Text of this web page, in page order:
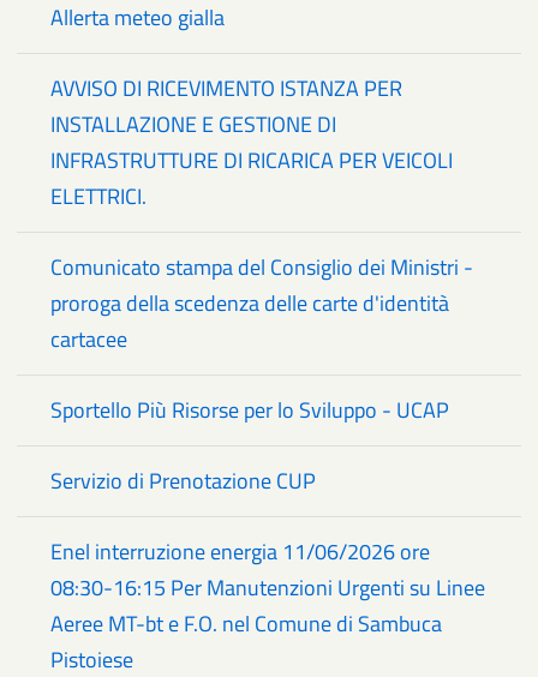
Allerta meteo gialla
AVVISO DI RICEVIMENTO ISTANZA PER
INSTALLAZIONE E GESTIONE DI
INFRASTRUTTURE DI RICARICA PER VEICOLI
ELETTRICI.
Comunicato stampa del Consiglio dei Ministri -
proroga della scedenza delle carte d'identità
cartacee
Sportello Più Risorse per lo Sviluppo - UCAP
Servizio di Prenotazione CUP
Enel interruzione energia 11/06/2026 ore
08:30-16:15 Per Manutenzioni Urgenti su Linee
Aeree MT-bt e F.O. nel Comune di Sambuca
Pistoiese